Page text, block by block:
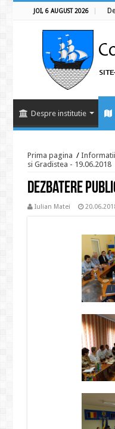
JOI, 6 AUGUST 2026
Despre institutie
Prima pagina /
si Gradistea - 19.06.2018
Dezbatere
Iulian Matei